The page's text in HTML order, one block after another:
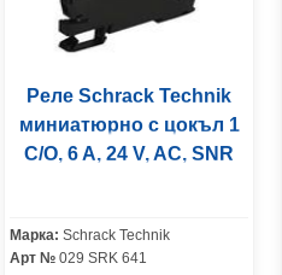
Реле Schrack Technik
миниатюрно с цокъл 1
C/O, 6 A, 24 V, AC, SNR
Марка: Schrack Technik
Арт № 029 SRK 641